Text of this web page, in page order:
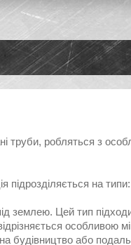
труби, робляться з
підрозділяється на типи:
землею. Цей тип
особливою
будівництво або